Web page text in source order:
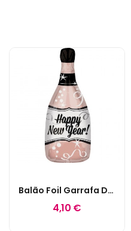
Balão Foil Garrafa De Champanhe Rose Gold "...
4,10 €